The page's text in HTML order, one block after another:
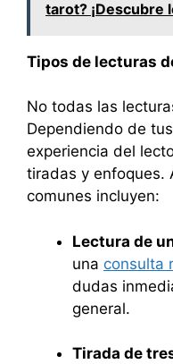
tarot? ¡Descubre
Tipos de lecturas
No todas las
Dependiendo de
experiencia del
tiradas y enfoques.
comunes incluyen:
Lectura de
una consulta
dudas
general.
Tirada de